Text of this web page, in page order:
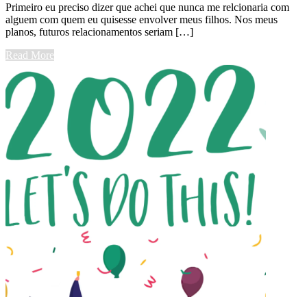
Primeiro eu preciso dizer que achei que nunca me relcionaria com
alguem com quem eu quisesse envolver meus filhos. Nos meus
planos, futuros relacionamentos seriam […]
Read More